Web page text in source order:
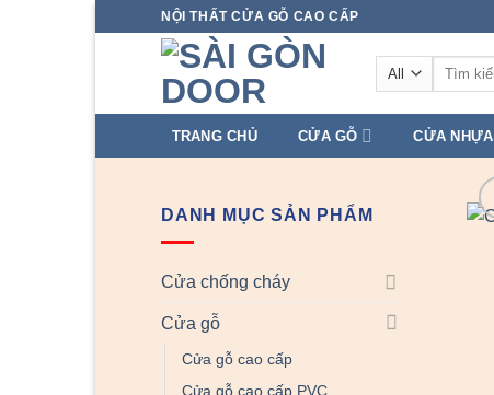
NỘI THẤT CỬA GỖ CAO CẤP
Tìm
TRANG CHỦ CỬA GỖ CỬA NHỰA
DANH MỤC SẢN PHẨM
Cửa chống cháy
Cửa gỗ
Cửa gỗ cao cấp
Cửa gỗ cao cấp PVC